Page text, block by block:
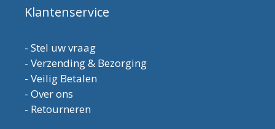
Klantenservice
- Stel uw vraag
- Verzending & Bezorging
- Veilig Betalen
- Over ons
- Retourneren